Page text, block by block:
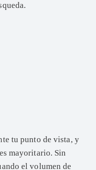
tu punto de vista, y
mayoritario. Sin
el volumen de